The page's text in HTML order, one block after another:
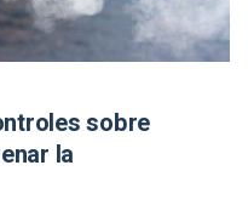
sobre
la